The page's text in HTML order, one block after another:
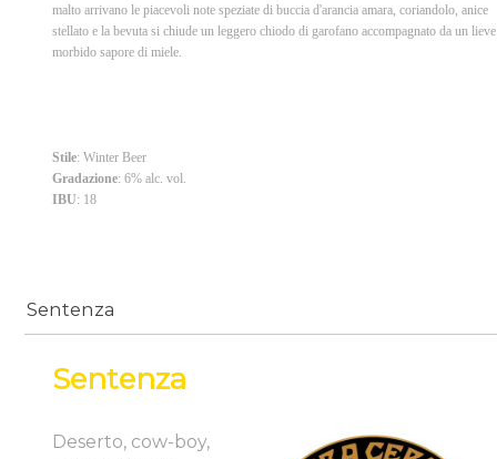
malto arrivano le piacevoli note speziate di buccia d'arancia amara, coriandolo, anice
stellato e la bevuta si chiude un leggero chiodo di garofano accompagnato da un
morbido sapore di miele.
Stile: Winter Beer
Gradazione: 6% alc. vol.
IBU: 18
Sentenza
Sentenza
Deserto, cow-boy,